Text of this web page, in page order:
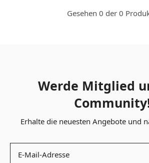
Gesehen 0 der 0
Werde Mitglied
Erhalte die neuesten Angebote und